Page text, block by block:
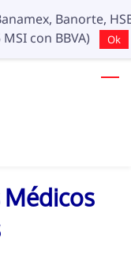
Médicos
Banorte,
con BBVA)
Ok